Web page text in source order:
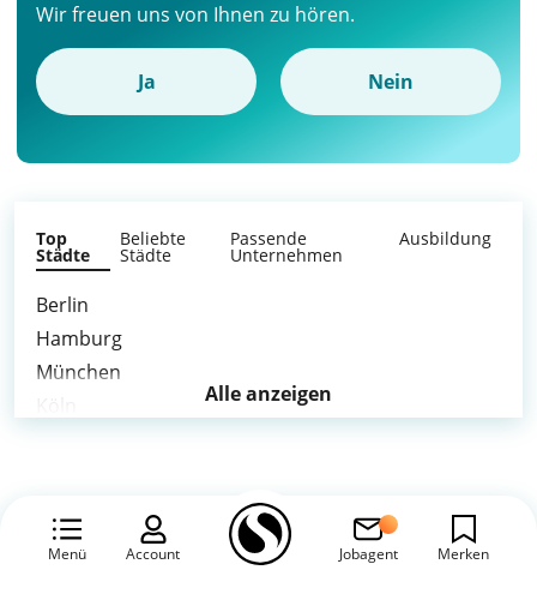
Menü Account Jobagent Merken
Wir freuen uns von Ihnen zu hören.
Ja Nein
Top
Städte
Beliebte
Städte
Passende
Unternehmen
Ausbildung
Berlin
Hamburg
München
Leipzig
Alle anzeigen